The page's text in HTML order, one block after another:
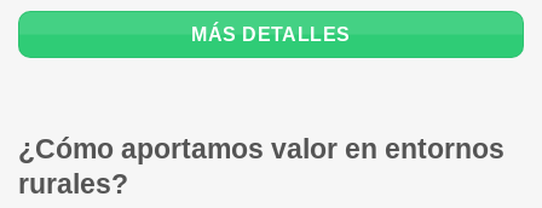
MÁS DETALLES
¿Cómo aportamos valor en entornos
rurales?